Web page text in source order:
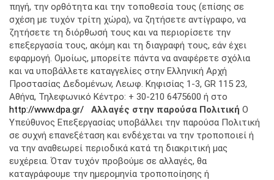
πηγή, την ορθότητα και την τοποθεσία τους (επίσης σε
σχέση με τυχόν τρίτη χώρα), να ζητήσετε αντίγραφο, να
ζητήσετε τη διόρθωσή τους και να περιορίσετε την
επεξεργασία τους, ακόμη και τη διαγραφή τους, εάν έχει
εφαρμογή. Ομοίως, μπορείτε πάντα να αναφέρετε σχόλια
και να υποβάλλετε καταγγελίες στην Ελληνική Αρχή
Προστασίας Δεδομένων, Λεωφ. Κηφισίας 1-3, GR 115 23,
Αθήνα, Τηλεφωνικό Κέντρο: + 30-210 6475600 ή στο
http://www.dpa.gr/
Αλλαγές στην παρούσα Πολιτική Ο
Υπεύθυνος Επεξεργασίας υποβάλλει την παρούσα Πολιτική
σε συχνή επανεξέταση και ενδέχεται να την τροποποιεί ή
να την αναθεωρεί περιοδικά κατά τη διακριτική μας
ευχέρεια. Όταν τυχόν προβούμε σε αλλαγές, θα
καταγράφουμε την ημερομηνία τροποποίησης ή